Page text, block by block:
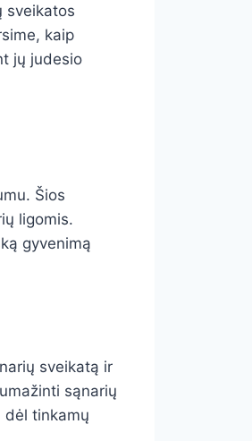
sveikatos
kaip
jų judesio
Šios
ligomis.
gyvenimą
sveikatą ir
sąnarių
tinkamų